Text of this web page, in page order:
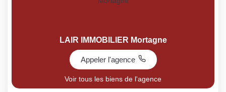
LAIR IMMOBILIER Mortagne
Appeler l'agence
Voir tous les biens de l'agence